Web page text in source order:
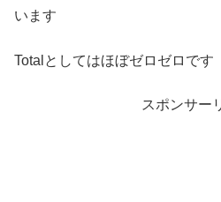
います
Totalとしてはほぼゼロゼロです
スポンサー